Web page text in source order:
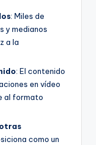
: Miles de
y medianos
a la
: El contenido
en vídeo
al formato
como un